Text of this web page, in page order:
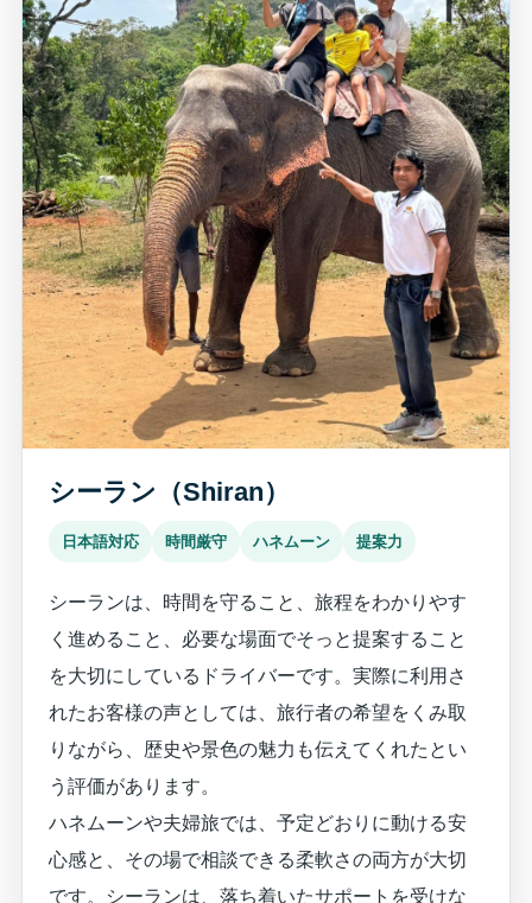
シーラン（Shiran）
日本語対応 時間厳守 ハネムーン 提案力
シーランは、時間を守ること、旅程をわかりやす
く進めること、必要な場面でそっと提案すること
を大切にしているドライバーです。実際に利用さ
れたお客様の声としては、旅行者の希望をくみ取
りながら、歴史や景色の魅力も伝えてくれたとい
う評価があります。
ハネムーンや夫婦旅では、予定どおりに動ける安
心感と、その場で相談できる柔軟さの両方が大切
です。シーランは、落ち着いたサポートを受けな